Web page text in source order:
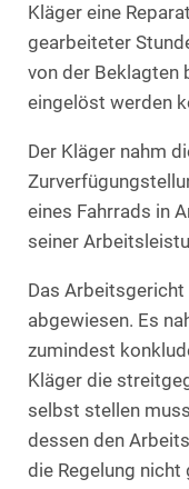
Kläger eine
gearbeiteter
von der Beklagten
eingelöst werden
Der Kläger nahm
eines Fahrrads in
seiner
Das
abgewiesen. Es
zumindest
Kläger die
selbst stellen
dessen den
die Regelung nicht